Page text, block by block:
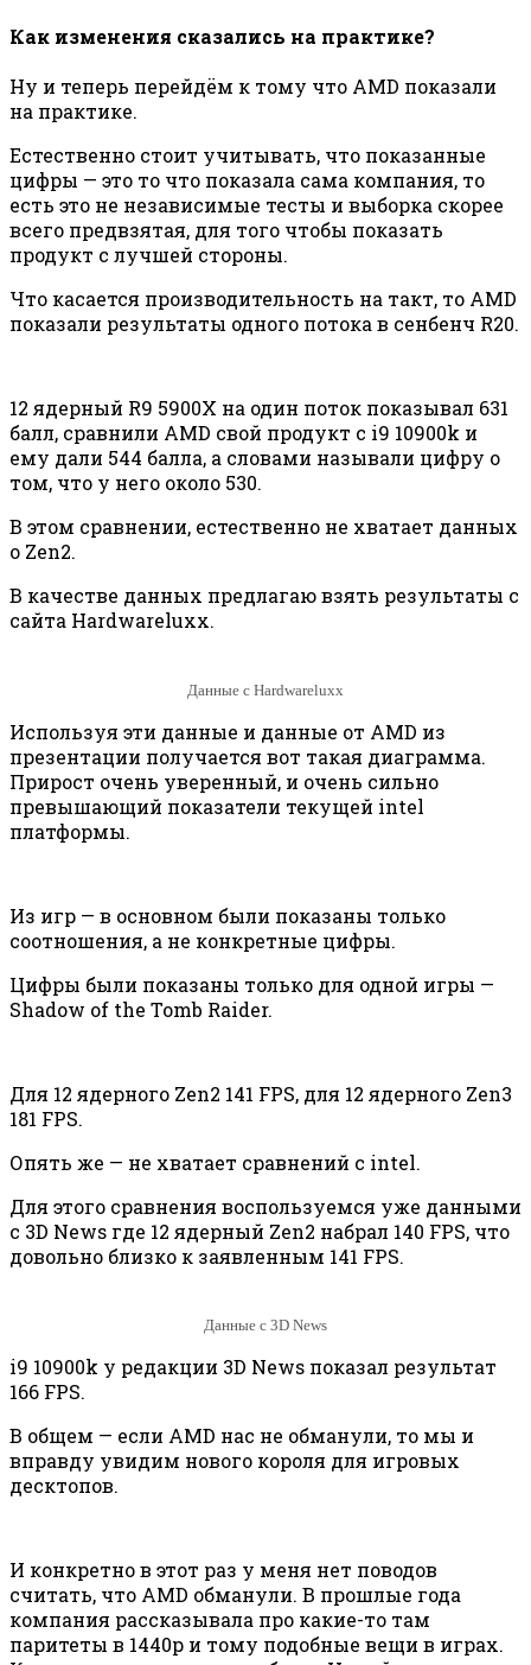
Как изменения сказались на практике?
Ну и теперь перейдём к тому что AMD показали
на практике.
Естественно стоит учитывать, что показанные
цифры — это то что показала сама компания, то
есть это не независимые тесты и выборка скорее
всего предвзятая, для того чтобы показать
продукт с лучшей стороны.
Что касается производительность на такт, то AMD
показали результаты одного потока в сенбенч R20.
12 ядерный R9 5900X на один поток показывал 631
балл, сравнили AMD свой продукт с i9 10900k и
ему дали 544 балла, а словами называли цифру о
том, что у него около 530.
В этом сравнении, естественно не хватает данных
о Zen2.
В качестве данных предлагаю взять результаты с
сайта Hardwareluxx.
Данные с Hardwareluxx
Используя эти данные и данные от AMD из
презентации получается вот такая диаграмма.
Прирост очень уверенный, и очень сильно
превышающий показатели текущей intel
платформы.
Из игр — в основном были показаны только
соотношения, а не конкретные цифры.
Цифры были показаны только для одной игры —
Shadow of the Tomb Raider.
Для 12 ядерного Zen2 141 FPS, для 12 ядерного Zen3
181 FPS.
Опять же — не хватает сравнений с intel.
Для этого сравнения воспользуемся уже данными
с 3D News где 12 ядерный Zen2 набрал 140 FPS, что
довольно близко к заявленным 141 FPS.
Данные с 3D News
i9 10900k у редакции 3D News показал результат
166 FPS.
В общем — если AMD нас не обманули, то мы и
вправду увидим нового короля для игровых
десктопов.
И конкретно в этот раз у меня нет поводов
считать, что AMD обманули. В прошлые года
компания рассказывала про какие-то там
паритеты в 1440р и тому подобные вещи в играх.